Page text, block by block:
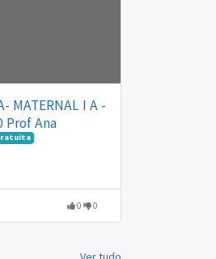
MATERNAL I A -
Prof Ana
0 0